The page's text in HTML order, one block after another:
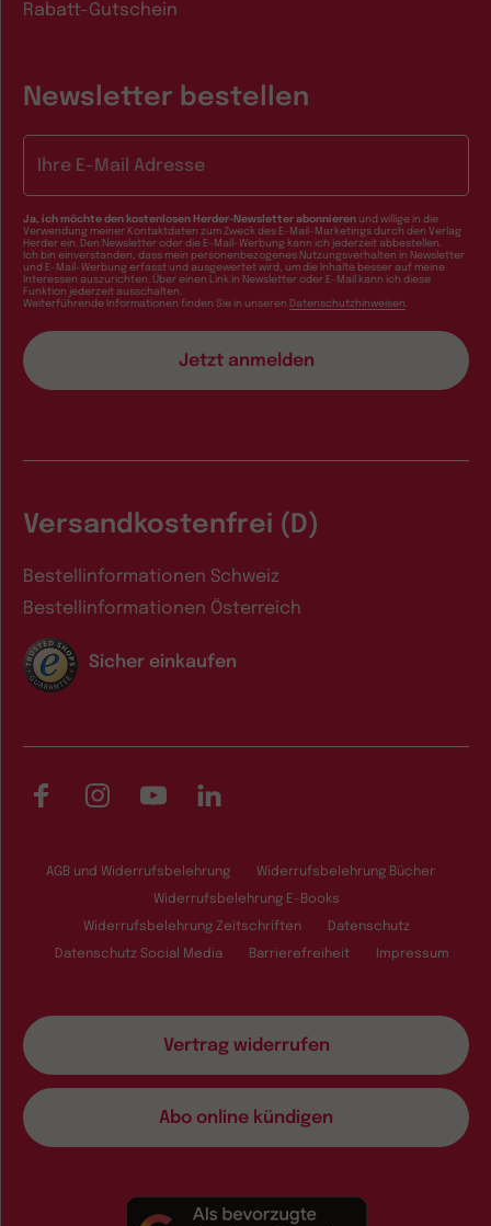
Rabatt-Gutschein
Newsletter bestellen
Ja, ich möchte den kostenlosen Herder-Newsletter abonnieren und willige in die
Verwendung meiner Kontaktdaten zum Zweck des E-Mail-Marketings durch den Verlag
Herder ein. Den Newsletter oder die E-Mail-Werbung kann ich jederzeit abbestellen.
Ich bin einverstanden, dass mein personenbezogenes Nutzungsverhalten in Newsletter
und E-Mail-Werbung erfasst und ausgewertet wird, um die Inhalte besser auf meine
Interessen auszurichten. Über einen Link in Newsletter oder E-Mail kann ich diese
Funktion jederzeit ausschalten.
Weiterführende Informationen finden Sie in unseren Datenschutzhinweisen .
Versandkostenfrei (D)
Bestellinformationen Schweiz
Bestellinformationen Österreich
Sicher einkaufen
FacebookInstagramYouTubeLinkedIn
AGB und Widerrufsbelehrung Widerrufsbelehrung Bücher
Widerrufsbelehrung E-Books
Widerrufsbelehrung Zeitschriften Datenschutz
Datenschutz Social Media Barrierefreiheit Impressum
Vertrag widerrufen
Abo online kündigen